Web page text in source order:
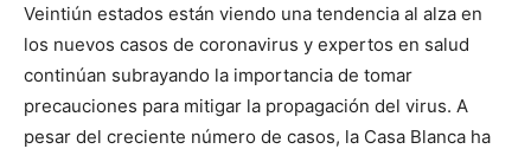
Veintiún estados están viendo una tendencia al alza en
los nuevos casos de coronavirus y expertos en salud
continúan subrayando la importancia de tomar
precauciones para mitigar la propagación del virus. A
pesar del creciente número de casos, la Casa Blanca ha